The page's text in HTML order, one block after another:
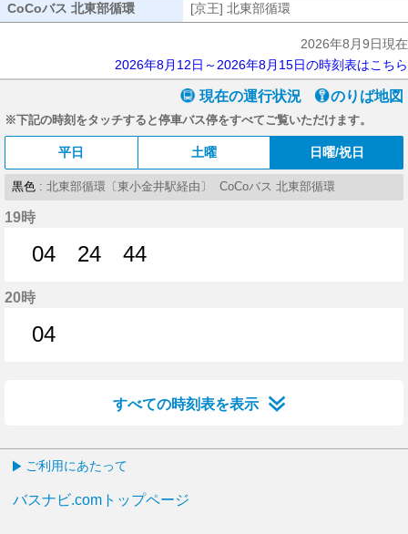
CoCoバス 北東部循環 CoCoバス 北東部循環
[京王] 北東部循環
2026年8月9日現在
2026年8月12日～2026年8月15日の時刻表はこちら
現在の運行状況 のりば地図
※下記の時刻をタッチすると停車バス停をすべてご覧いただけます。
平日 土曜 日曜/祝日
黒色 : 北東部循環〔東小金井駅経由〕 CoCoバス 北東部循環
19時
04
24
44
20時
04
すべての時刻表を表示
ご利用にあたって
バスナビ.comトップページ